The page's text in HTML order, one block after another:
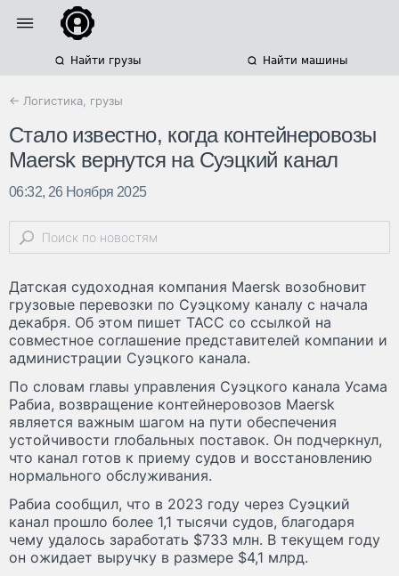
Найти грузы Найти машины
← Логистика, грузы
Стало известно, когда контейнеровозы
Maersk вернутся на Суэцкий канал
06:32, 26 Ноября 2025
Датская судоходная компания Maersk возобновит
грузовые перевозки по Суэцкому каналу с начала
декабря. Об этом пишет ТАСС со ссылкой на
совместное соглашение представителей компании и
администрации Суэцкого канала.
По словам главы управления Суэцкого канала Усама
Рабиа, возвращение контейнеровозов Maersk
является важным шагом на пути обеспечения
устойчивости глобальных поставок. Он подчеркнул,
что канал готов к приему судов и восстановлению
нормального обслуживания.
Рабиа сообщил, что в 2023 году через Суэцкий
канал прошло более 1,1 тысячи судов, благодаря
чему удалось заработать $733 млн. В текущем году
он ожидает выручку в размере $4,1 млрд.